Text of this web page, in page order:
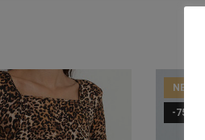
NEW
-75%